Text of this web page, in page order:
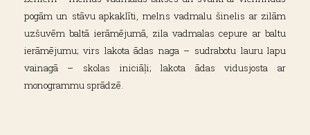
pogām un stāvu apkaklīti, melns vadmalu šinelis ar zilām
uzšuvēm baltā ierāmējumā, zila vadmalas cepure ar baltu
ierāmējumu; virs lakota ādas naga – sudrabotu lauru lapu
vainagā – skolas iniciāļi; lakota ādas vidusjosta ar
monogrammu sprādzē.